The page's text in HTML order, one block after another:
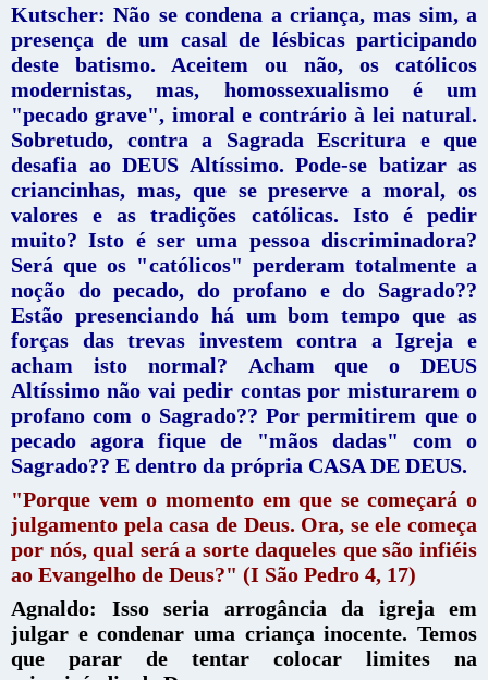
Kutscher: Não se condena a criança, mas sim, a
presença de um casal de lésbicas participando
deste batismo. Aceitem ou não, os católicos
modernistas, mas, homossexualismo é um
"pecado grave", imoral e contrário à lei natural.
Sobretudo, contra a Sagrada Escritura e que
desafia ao DEUS Altíssimo. Pode-se batizar as
criancinhas, mas, que se preserve a moral, os
valores e as tradições católicas. Isto é pedir
muito? Isto é ser uma pessoa discriminadora?
Será que os "católicos" perderam totalmente a
noção do pecado, do profano e do Sagrado??
Estão presenciando há um bom tempo que as
forças das trevas investem contra a Igreja e
acham isto normal?
Acham que o DEUS
Altíssimo não vai pedir contas por misturarem o
profano com o Sagrado?? Por permitirem que o
pecado agora fique de "mãos dadas" com o
Sagrado?? E dentro da própria CASA DE DEUS.
"Porque vem o momento em que se começará o
julgamento pela casa de Deus. Ora, se ele começa
por nós, qual será a sorte daqueles que são infiéis
ao Evangelho de Deus?" (I São Pedro 4, 17)
Agnaldo: Isso seria arrogância da igreja em
julgar e condenar uma criança inocente. Temos
que parar de tentar colocar limites na